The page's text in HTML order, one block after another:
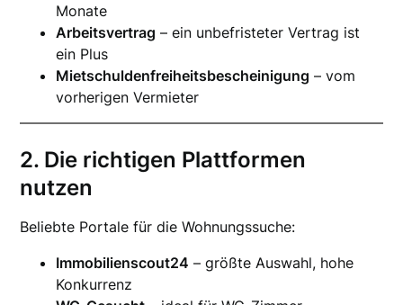
Monate
Arbeitsvertrag – ein unbefristeter Vertrag ist
ein Plus
Mietschuldenfreiheitsbescheinigung – vom
vorherigen Vermieter
2. Die richtigen Plattformen
nutzen
Beliebte Portale für die Wohnungssuche:
Immobilienscout24 – größte Auswahl, hohe
Konkurrenz